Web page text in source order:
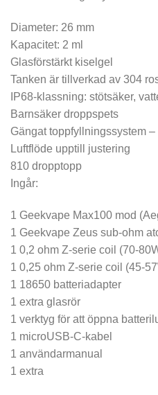
Diameter: 26 mm
Kapacitet: 2 ml
Glasförstärkt kiselgel
Tanken är tillverkad av 304
IP68-klassning: stötsäker,
Barnsäker droppspets
Gängat toppfyllningssystem
Luftflöde upptill justering
810 dropptopp
Ingår:
1 Geekvape Max100 mod
1 Geekvape Zeus sub-ohm
1 0,2 ohm Z-serie coil (70-
1 0,25 ohm Z-serie coil (45-
1 18650 batteriadapter
1 extra glasrör
1 verktyg för att öppna
1 microUSB-C-kabel
1 användarmanual
1 extra